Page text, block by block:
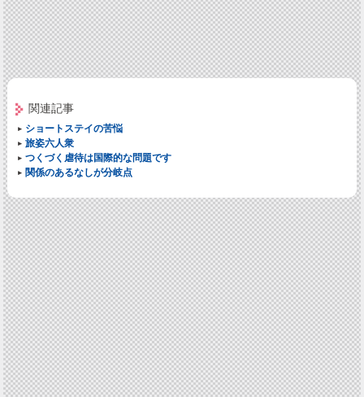
関連記事
ショートステイの苦悩
旅姿六人衆
つくづく虐待は国際的な問題です
関係のあるなしが分岐点